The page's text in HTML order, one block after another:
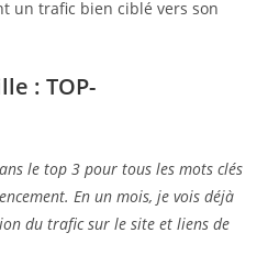
un trafic bien ciblé vers son
: TOP-
le top 3 pour tous les mots clés
En un mois, je vois déjà
du trafic sur le site et liens de